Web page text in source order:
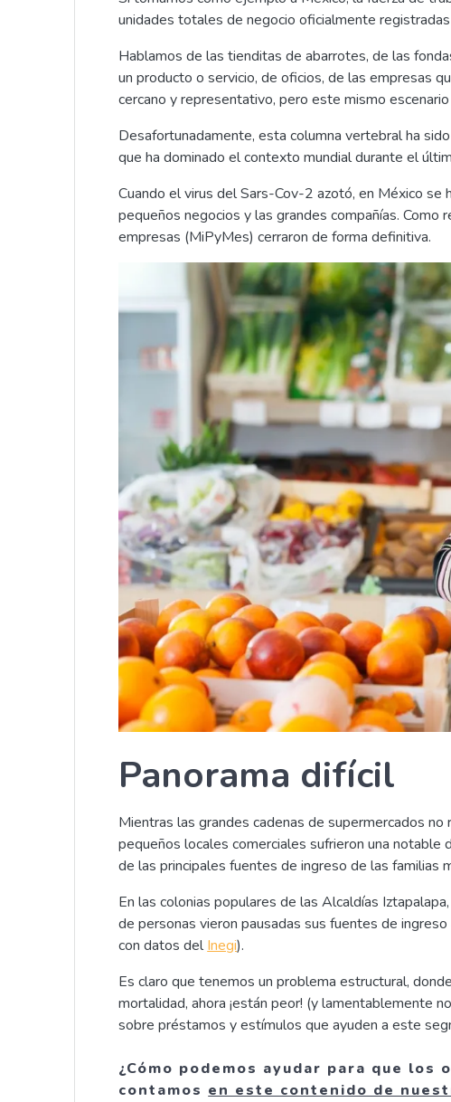
unidades totales de negocio oficialmente
Hablamos de las tienditas de abarrotes, de las
un producto o servicio, de oficios, de las empresas
cercano y representativo, pero este mismo
Desafortunadamente, esta columna vertebral ha
que ha dominado el contexto mundial durante el
Cuando el virus del Sars-Cov-2 azotó, en México
pequeños negocios y las grandes compañías.
empresas (MiPyMes) cerraron de forma definitiva.
Panorama difícil
Mientras las grandes cadenas de supermercados
pequeños locales comerciales sufrieron una notable
de las principales fuentes de ingreso de las familias
En las colonias populares de las Alcaldías
de personas vieron pausadas sus fuentes de
con datos delInegi).
Es claro que tenemos un problema estructural,
mortalidad, ahora ¡están peor! (y lamentablemente
sobre préstamos y estímulos que ayuden a este
¿Cómo podemos ayudar para que
contamos en este contenido de